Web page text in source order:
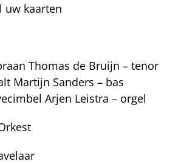
uw kaarten
Thomas de Bruijn – tenor
Martijn Sanders – bas
Arjen Leistra – orgel